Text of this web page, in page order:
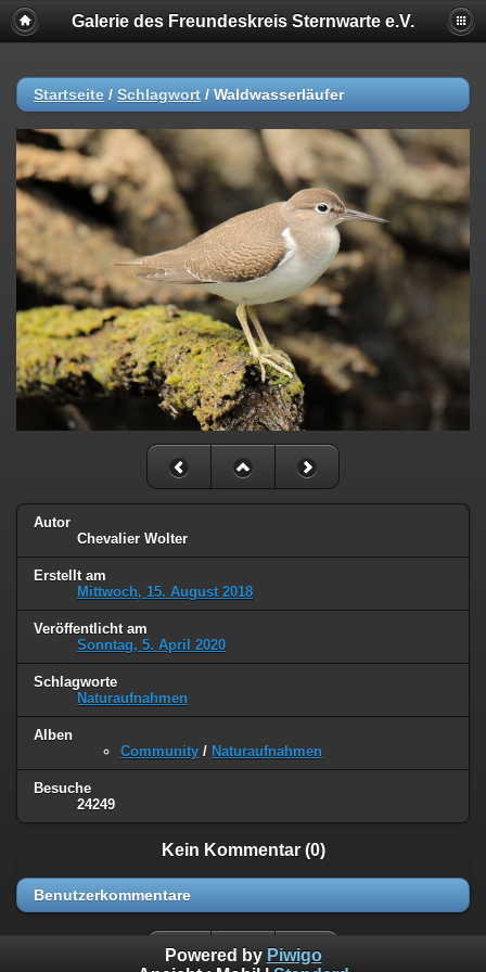
Galerie des Freundeskreis Sternwarte e.V.
Startseite / Schlagwort / Waldwasserläufer
Autor
Chevalier Wolter
Erstellt am
Mittwoch, 15. August 2018
Veröffentlicht am
Sonntag, 5. April 2020
Schlagworte
Naturaufnahmen
Alben
Community / Naturaufnahmen
Besuche
24249
Kein Kommentar (0)
Benutzerkommentare
Powered by Piwigo